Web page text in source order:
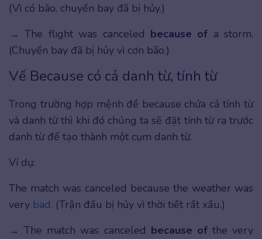
(Vì có bão, chuyến bay đã bị hủy.)
→ The flight was canceled because of a storm.
(Chuyến bay đã bị hủy vì cơn bão.)
Vế Because có cả danh từ, tính từ
Trong trường hợp mệnh đề because chứa cả tính từ
và danh từ thì khi đó chúng ta sẽ đặt tính từ ra trước
danh từ để tạo thành một cụm danh từ.
Ví dụ:
The match was canceled because the weather was
very bad. (Trận đấu bị hủy vì thời tiết rất xấu.)
→ The match was canceled because ofthe very